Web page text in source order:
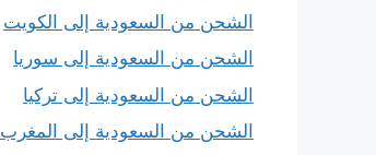
الشحن من السعودية إلى الكويت
الشحن من السعودية إلى سوريا
الشحن من السعودية إلى تركيا
الشحن من السعودية إلى المغرب